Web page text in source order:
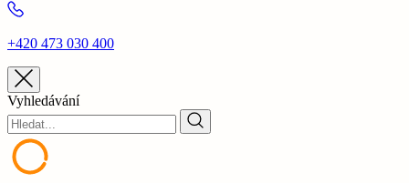
+420 473 030 400
Vyhledávání